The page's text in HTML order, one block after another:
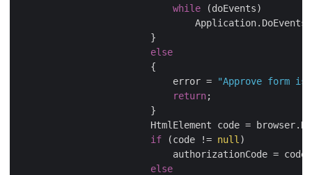
while (doEvents)
                        }
else
                        {
                            error =
"Approve form
return;
                        }
HtmlElement code =
if (code != null )
authorizationCode =
else